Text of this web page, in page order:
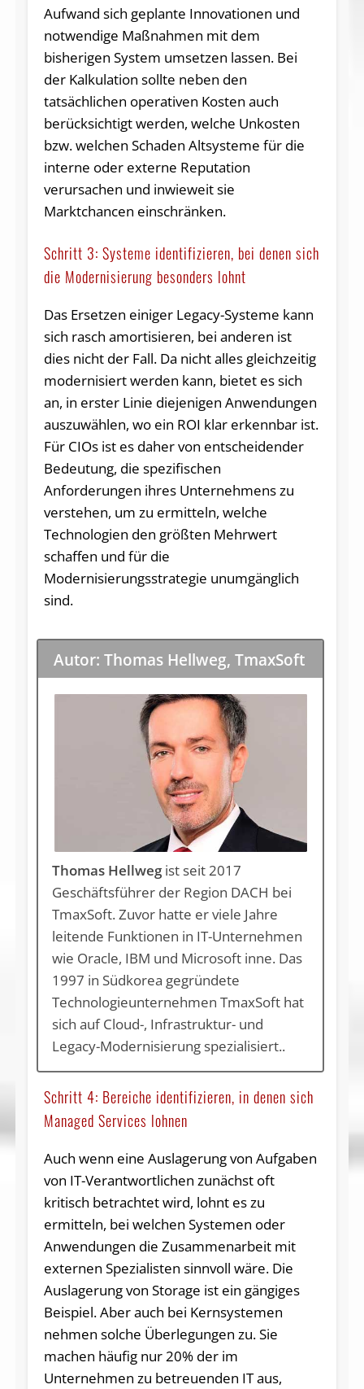
Aufwand sich geplante Innovationen und
notwendige Maßnahmen mit dem
bisherigen System umsetzen lassen. Bei
der Kalkulation sollte neben den
tatsächlichen operativen Kosten auch
berücksichtigt werden, welche Unkosten
bzw. welchen Schaden Altsysteme für die
interne oder externe Reputation
verursachen und inwieweit sie
Marktchancen einschränken.
Schritt 3: Systeme identifizieren, bei denen sich
die Modernisierung besonders lohnt
Das Ersetzen einiger Legacy-Systeme kann
sich rasch amortisieren, bei anderen ist
dies nicht der Fall. Da nicht alles gleichzeitig
modernisiert werden kann, bietet es sich
an, in erster Linie diejenigen Anwendungen
auszuwählen, wo ein ROI klar erkennbar ist.
Für CIOs ist es daher von entscheidender
Bedeutung, die spezifischen
Anforderungen ihres Unternehmens zu
verstehen, um zu ermitteln, welche
Technologien den größten Mehrwert
schaffen und für die
Modernisierungsstrategie unumgänglich
sind.
Autor: Thomas Hellweg, TmaxSoft
Thomas Hellwegist seit 2017
Geschäftsführer der Region DACH bei
TmaxSoft. Zuvor hatte er viele Jahre
leitende Funktionen in IT-Unternehmen
wie Oracle, IBM und Microsoft inne. Das
1997 in Südkorea gegründete
Technologieunternehmen TmaxSoft hat
sich auf Cloud-, Infrastruktur- und
Legacy-Modernisierung spezialisiert..
Schritt 4: Bereiche identifizieren, in denen sich
Managed Services lohnen
Auch wenn eine Auslagerung von Aufgaben
von IT-Verantwortlichen zunächst oft
kritisch betrachtet wird, lohnt es zu
ermitteln, bei welchen Systemen oder
Anwendungen die Zusammenarbeit mit
externen Spezialisten sinnvoll wäre. Die
Auslagerung von Storage ist ein gängiges
Beispiel. Aber auch bei Kernsystemen
nehmen solche Überlegungen zu. Sie
machen häufig nur 20% der im
Unternehmen zu betreuenden IT aus,